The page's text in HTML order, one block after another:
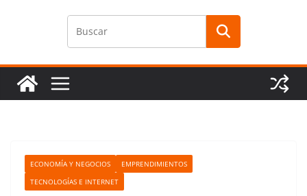
ECONOMÍA Y NEGOCIOS
EMPRENDIMIENTOS
TECNOLOGÍAS E INTERNET